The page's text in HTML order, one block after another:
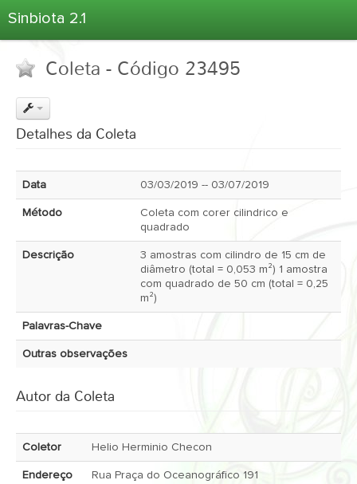
Sinbiota 2.1
Informações Ambientais
Coletas
Atlas 2.1
Sobre o Sinbiota
Coleta - Código 23495
Detalhes da Coleta
Data 03/03/2019 -- 03/07/2019
Método
Coleta com corer cilindrico e
quadrado
Descrição
3 amostras com cilindro de 15 cm de
diâmetro (total = 0,053 m²) 1 amostra
com quadrado de 50 cm (total = 0,25
m²)
Palavras-Chave
Outras observações
Autor da Coleta
Coletor Helio Herminio Checon
Endereço Rua Praça do Oceanográfico 191